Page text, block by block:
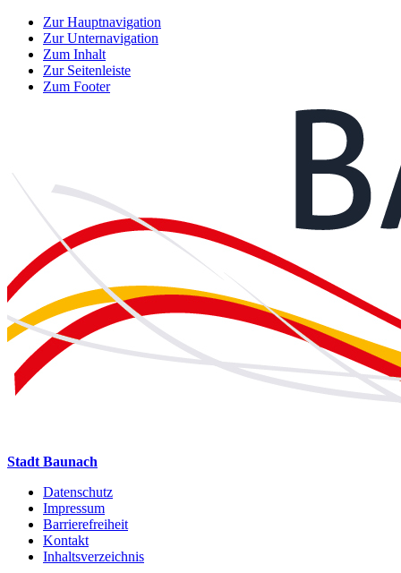
Zur Hauptnavigation
Zur Unternavigation
Zum Inhalt
Zur Seitenleiste
Zum Footer
Stadt Baunach
Datenschutz
Impressum
Barrierefreiheit
Kontakt
Inhaltsverzeichnis